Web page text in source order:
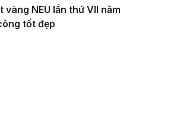
vàng NEU lần thứ VII năm
tốt đẹp